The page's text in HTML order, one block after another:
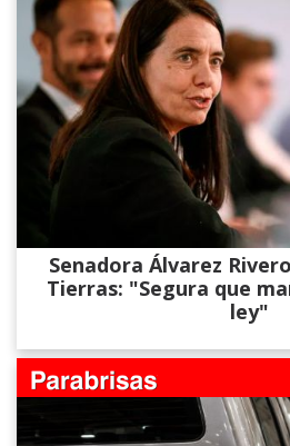
Senadora Álvarez​
Tierras: "Segura que
ley"